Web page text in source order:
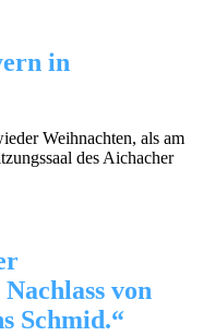
in
Weihnachten, als am
des Aichacher
von
Schmid.“